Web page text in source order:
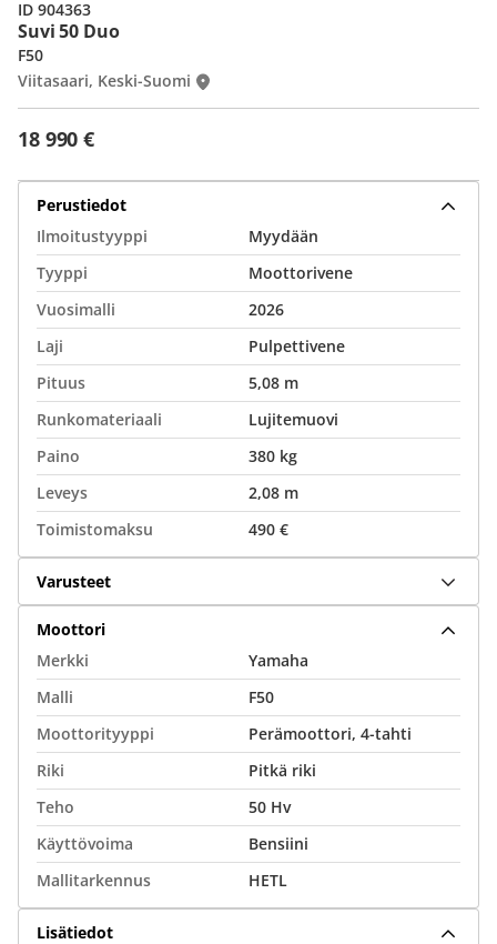
Suvi 50 Duo
18 990 €
F50
Viitasaari, Keski-Suomi
ID 904363
Perustiedot
Ilmoitustyyppi
Myydään
Tyyppi
Moottorivene
Vuosimalli
2026
Laji
Pulpettivene
Pituus
5,08 m
Runkomateriaali
Lujitemuovi
Paino
380 kg
Leveys
2,08 m
Toimistomaksu
490 €
Varusteet
Moottori
Merkki
Yamaha
Malli
F50
Moottorityyppi
Perämoottori, 4-tahti
Riki
Pitkä riki
Teho
50 Hv
Käyttövoima
Bensiini
Mallitarkennus
HETL
Lisätiedot